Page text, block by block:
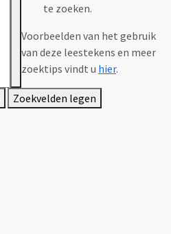
te zoeken.
Voorbeelden van het gebruik
van deze leestekens en meer
zoektips vindt u hier.
Zoekvelden legen